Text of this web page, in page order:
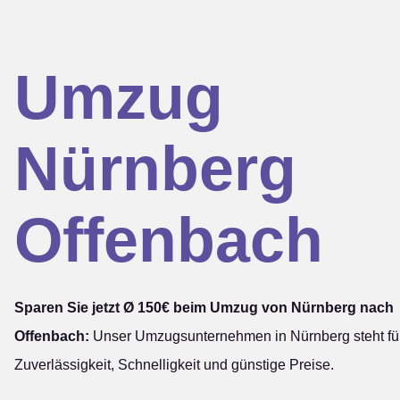
Umzug
Nürnberg
Offenbach
Sparen Sie jetzt Ø 150€ beim Umzug von Nürnberg nach
Offenbach: Unser Umzugsunternehmen in Nürnberg steht
Zuverlässigkeit, Schnelligkeit und günstige Preise.